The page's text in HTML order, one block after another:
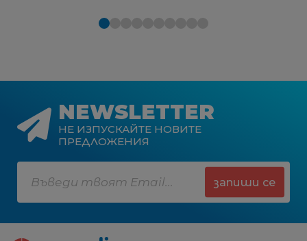
NEWSLETTER
НЕ ИЗПУСКАЙТЕ НОВИТЕ
ПРЕДЛОЖЕНИЯ
запиши се